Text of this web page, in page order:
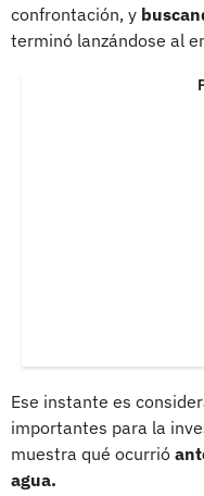
confrontación, y
terminó lanzándose al
Ese instante es
importantes para la
muestra qué ocurrió
agua.